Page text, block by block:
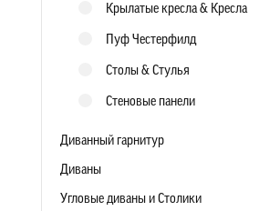
Крылатые кресла & Кресла
Пуф Честерфилд
Столы & Стулья
Стеновые панели
Диванный гарнитур
Диваны
Угловые диваны и Столики